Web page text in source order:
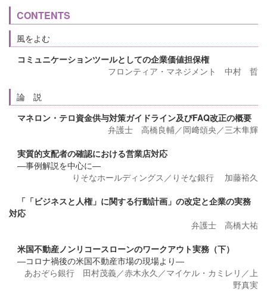
CONTENTS
風をよむ
コミュニケーションツールとしての企業価値担保権
フロンティア・マネジメント 中村 哲
論 説
マネロン・テロ資金供与対策ガイドライン及びFAQ改正の概要
弁護士 高橋良輔／岡﨑頌央／三木隼輝
実質的支配者の確認における営業店対応
―事例解説を中心に―
りそなホールディングス／りそな銀行 加藤裕久
「「ビジネスと人権」に関する行動計画」の改定と企業の実務
対応
弁護士 高橋大祐
米国不動産ノンリコースローンのワークアウト実務（下）
―コロナ禍後の米国不動産市場の現場より―
あおぞら銀行 田村茂義／赤木永久／マイケル・カミレリ／上
野真実